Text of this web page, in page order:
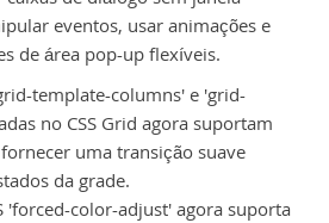
eventos, usar animações e
de área pop-up flexíveis.
template-columns' e 'grid-
no CSS Grid agora suportam
uma transição suave
da grade.
'forced-color-adjust' agora suporta